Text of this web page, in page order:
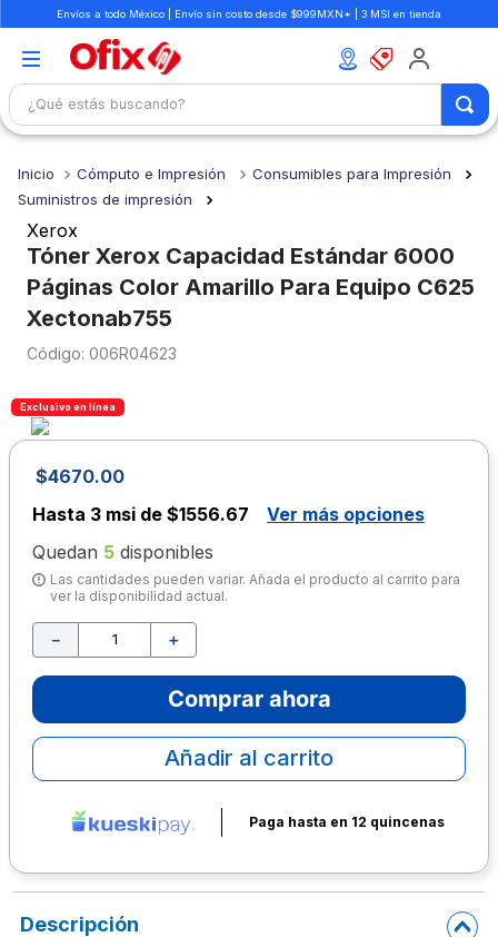
Envíos a todo México | Envío sin costo desde $999MXN* | 3 MSI en tienda
¿Qué estás buscando?
Cómputo e Impresión
Consumibles para Impresión
Suministros de impresión
Xerox
Tóner Xerox Capacidad Estándar 6000
Páginas Color Amarillo Para Equipo C625
Xectonab755
: 006R04623
Exclusivo en línea
$4670.00
Hasta 3 msi de $1556.67
Ver más opciones
Quedan 5 disponibles
Las cantidades pueden variar. Añada el producto al carrito para
ver la disponibilidad actual.
＋
－
Comprar ahora
Añadir al carrito
Paga hasta en 12 quincenas
Descripción
1.
mochilas
2
3 .
cuaderno
.
cuadernos
7.
escritorio